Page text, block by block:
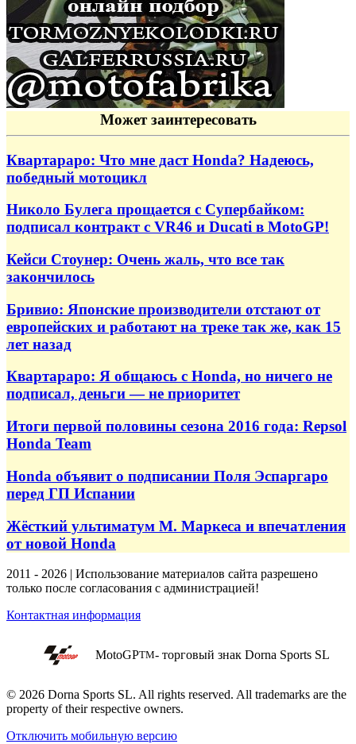
Может заинтересовать
Квартараро: Что мне даст Honda? Надеюсь,
победный мотоцикл
Николо Булега прощается с Супербайком:
подписал контракт с VR46 и Ducati в MotoGP!
Кейси Стоунер: Очень жаль, что все так
закончилось
Бривио: Японские производители отстают от
европейских и работают на треке так же, как 15
лет назад
Квартараро: Я общаюсь с Honda, но ничего не
подписал, деньги — не приоритет
Итоги первой половины сезона 2016 года: Repsol
Honda Team
Honda объявит о подписании Поля Эспаргаро
перед ГП Испании
Жёсткий ультиматум М. Маркеса и впечатления
от новой Honda
2011 - 2026 | Использование материалов сайта разрешено
только после согласования с администрацией!
Контактная информация
MotoGPTM- торговый знак Dorna Sports SL
© 2026 Dorna Sports SL. All rights reserved. All trademarks are the
property of their respective owners.
Отключить мобильную версию